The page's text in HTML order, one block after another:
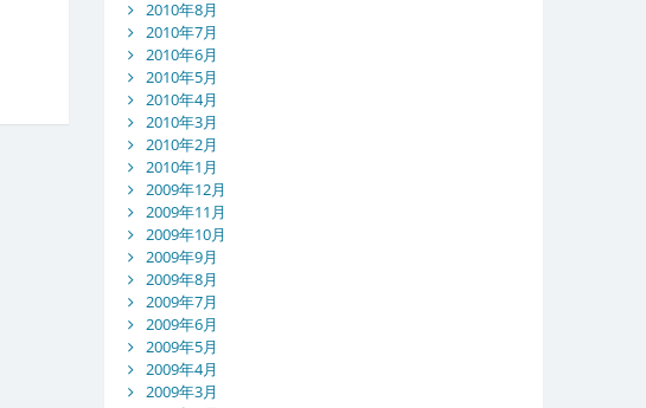
2010年8月
2010年7月
2010年6月
2010年5月
2010年4月
2010年3月
2010年2月
2010年1月
2009年12月
2009年11月
2009年10月
2009年9月
2009年8月
2009年7月
2009年6月
2009年5月
2009年4月
2009年3月